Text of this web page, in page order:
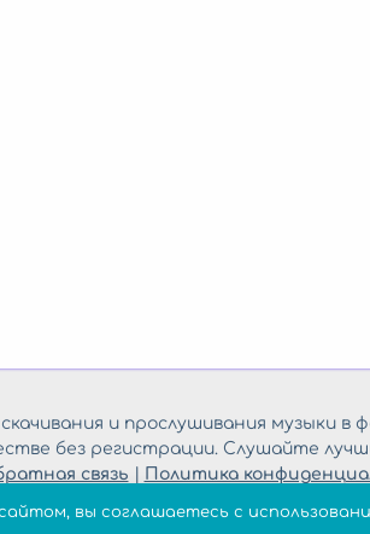
и прослушивания музыки
без регистрации. Слушайте
связь
Политика
вы соглашаетесь с